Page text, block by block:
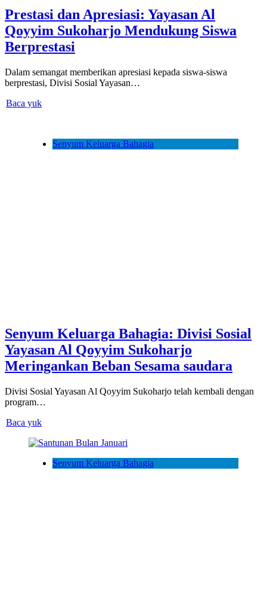
Prestasi dan Apresiasi: Yayasan Al
Qoyyim Sukoharjo Mendukung Siswa
Berprestasi
Dalam semangat memberikan apresiasi kepada siswa-siswa
berprestasi, Divisi Sosial Yayasan…
Baca yuk
Senyum Keluarga Bahagia
Senyum Keluarga Bahagia: Divisi Sosial
Yayasan Al Qoyyim Sukoharjo
Meringankan Beban Sesama saudara
Divisi Sosial Yayasan Al Qoyyim Sukoharjo telah kembali dengan
program…
Baca yuk
Senyum Keluarga Bahagia